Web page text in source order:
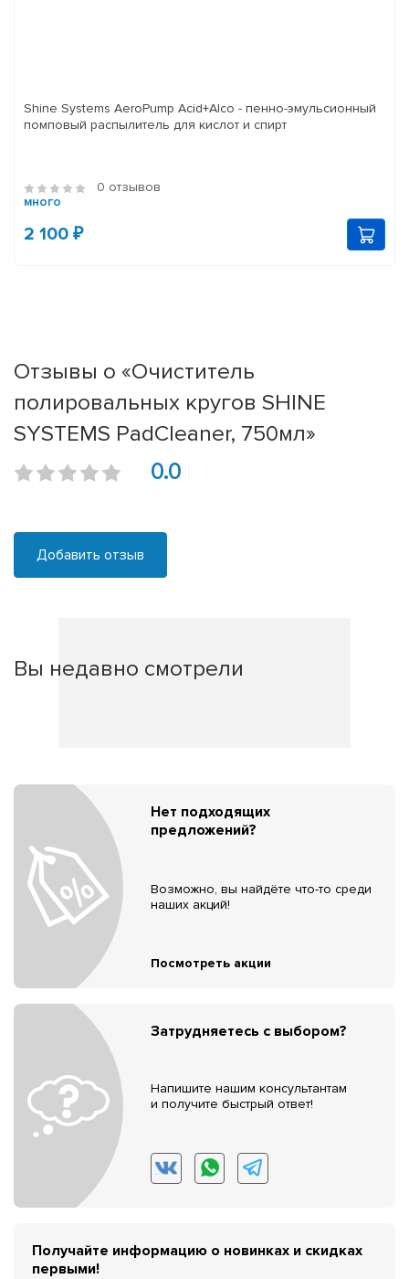
Shine Systems AeroPump Acid+Alco - пенно-эмульсионный
помповый распылитель для кислот и спирт
0 отзывов
много
2 100 ₽
Отзывы о «Очиститель
полировальных кругов SHINE
SYSTEMS PadCleaner, 750мл»
0.0
Добавить отзыв
Вы недавно смотрели
Нет подходящих
предложений?
Возможно, вы найдёте что-то среди
наших акций!
Посмотреть акции
Затрудняетесь с выбором?
Напишите нашим консультантам
и получите быстрый ответ!
Получайте информацию о новинках и скидках
первыми!